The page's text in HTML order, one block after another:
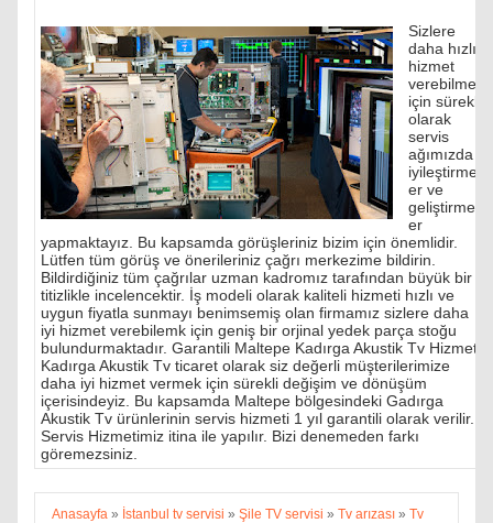
Sizlere
daha hızlı
hizmet
verebilmek
için sürekli
olarak
servis
ağımızda
iyileştirmel
er ve
geliştirmel
er
yapmaktayız. Bu kapsamda görüşleriniz bizim için önemlidir.
Lütfen tüm görüş ve önerileriniz çağrı merkezime bildirin.
Bildirdiğiniz tüm çağrılar uzman kadromız tarafından büyük bir
titizlikle incelencektir. İş modeli olarak kaliteli hizmeti hızlı ve
uygun fiyatla sunmayı benimsemiş olan firmamız sizlere daha
iyi hizmet verebilemk için geniş bir orjinal yedek parça stoğu
bulundurmaktadır. Garantili Maltepe Kadırga Akustik Tv Hizmeti
Kadırga Akustik Tv ticaret olarak siz değerli müşterilerimize
daha iyi hizmet vermek için sürekli değişim ve dönüşüm
içerisindeyiz. Bu kapsamda Maltepe bölgesindeki Gadırga
Akustik Tv ürünlerinin servis hizmeti 1 yıl garantili olarak verilir.
Servis Hizmetimiz itina ile yapılır. Bizi denemeden farkı
göremezsiniz.
Anasayfa » İstanbul tv servisi » Şile TV servisi » Tv arızası » Tv